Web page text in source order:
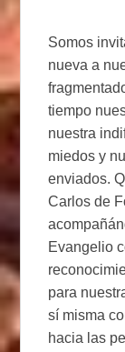
Somos
nueva a
tiempo
nuestra
miedos y
enviados.
Carlos de
Evangelio
para
sí misma
hacia las